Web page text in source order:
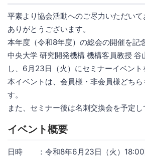
平素より協会活動へのご尽力いただい
ありがとうございます。
本年度（令和8年度）の総会の開催を記
中央大学 研究開発機構 機構客員教授 谷
し、6月23日（火）にセミナーイベント
本イベントは、会員様・非会員様どち
す。
また、セミナー後は名刺交換会を予定し
イベント概要
日時 ：令和8年6月23日（火）18:00